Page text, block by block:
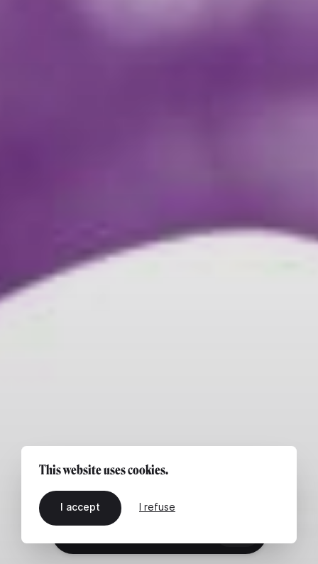
This website uses cookies.
I accept I refuse